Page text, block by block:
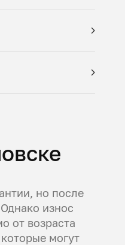
но после
износ
от возраста
могут